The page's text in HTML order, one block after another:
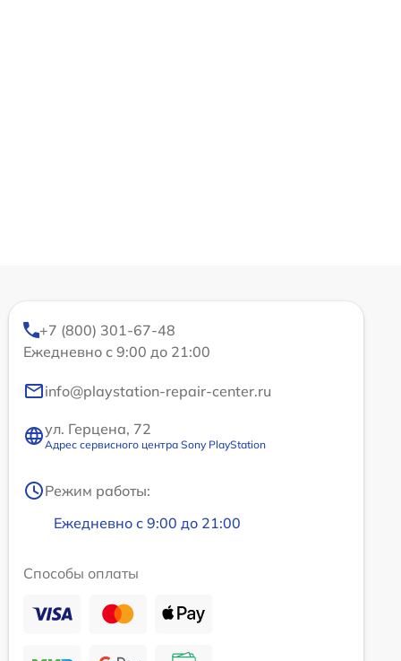
+7 (800) 301-67-48
Ежедневно с 9:00 до 21:00
info@playstation-repair-center.ru
ул. Герцена, 72
Адрес сервисного центра Sony PlayStation
Режим работы:
Ежедневно с 9:00 до 21:00
Способы оплаты